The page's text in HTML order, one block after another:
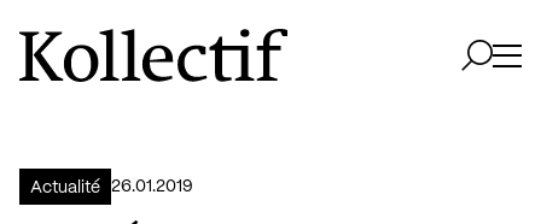
Aller à la page d'accueil
Logo Kollectif
Actualité 26.01.2019